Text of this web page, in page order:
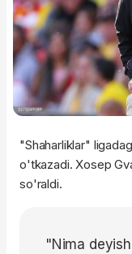
"Shaharliklar"
o'tkazadi. Xosep
so'raldi.
"Nima